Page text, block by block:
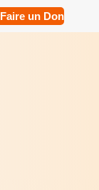
Faire un Don